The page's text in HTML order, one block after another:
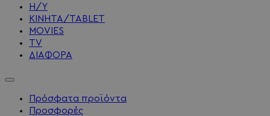
Η/Υ
ΚΙΝΗΤΑ/TABLET
MOVIES
TV
ΔΙΑΦΟΡΑ
Πρόσφατα προϊόντα
Προσφορές